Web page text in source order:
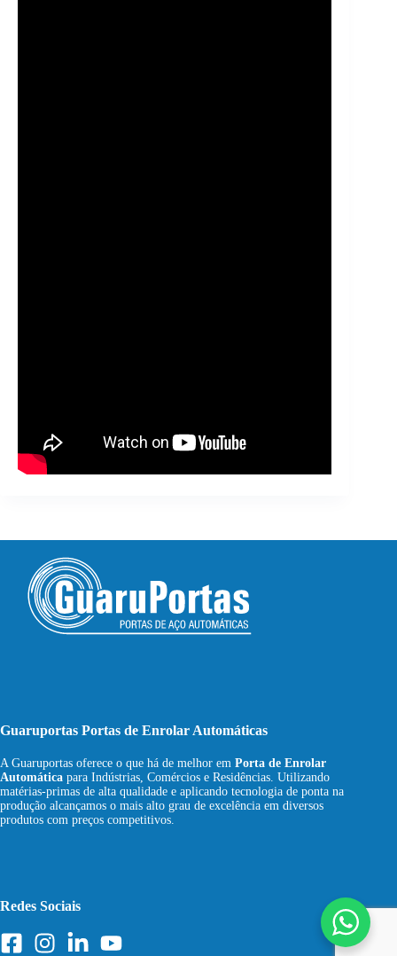
Guaruportas Portas de Enrolar Automáticas
A Guaruportas oferece o que há de melhor em Porta de Enrolar
Automática para Indústrias, Comércios e Residências. Utilizando
matérias-primas de alta qualidade e aplicando tecnologia de ponta na
produção alcançamos o mais alto grau de excelência em diversos
produtos com preços competitivos.
Redes Sociais